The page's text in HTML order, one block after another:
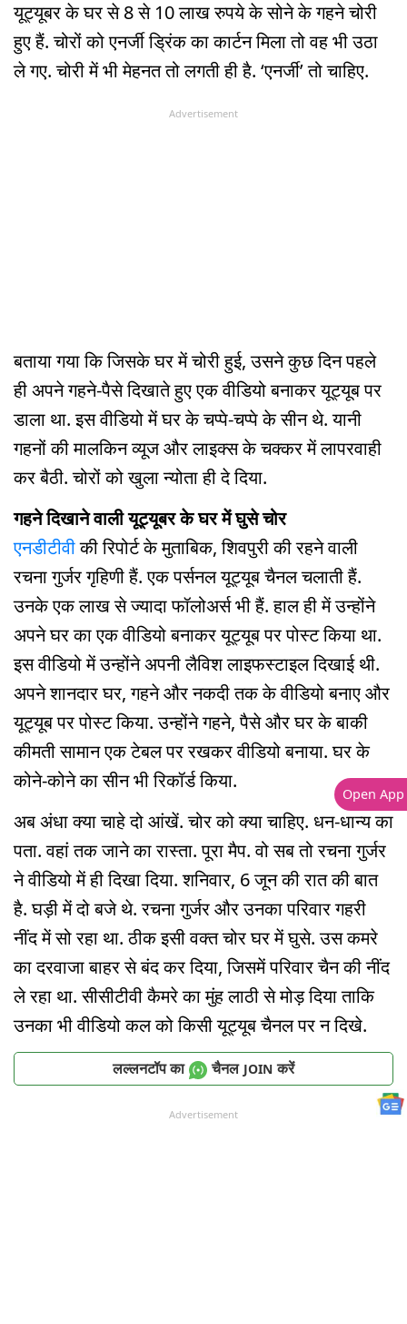
यूट्यूबर के घर से 8 से 10 लाख रुपये के सोने के गहने चोरी
हुए हैं. चोरों को एनर्जी ड्रिंक का कार्टन मिला तो वह भी उठा
ले गए. चोरी में भी मेहनत तो लगती ही है. ‘एनर्जी’ तो चाहिए.
Advertisement
बताया गया कि जिसके घर में चोरी हुई, उसने कुछ दिन पहले
ही अपने गहने-पैसे दिखाते हुए एक वीडियो बनाकर यूट्यूब पर
डाला था. इस वीडियो में घर के चप्पे-चप्पे के सीन थे. यानी
गहनों की मालकिन व्यूज और लाइक्स के चक्कर में लापरवाही
कर बैठी. चोरों को खुला न्योता ही दे दिया.
गहने दिखाने वाली यूट्यूबर के घर में घुसे चोर
एनडीटीवीकी रिपोर्ट के मुताबिक, शिवपुरी की रहने वाली
रचना गुर्जर गृहिणी हैं. एक पर्सनल यूट्यूब चैनल चलाती हैं.
उनके एक लाख से ज्यादा फॉलोअर्स भी हैं. हाल ही में उन्होंने
अपने घर का एक वीडियो बनाकर यूट्यूब पर पोस्ट किया था.
इस वीडियो में उन्होंने अपनी लैविश लाइफस्टाइल दिखाई थी.
अपने शानदार घर, गहने और नकदी तक के वीडियो बनाए और
यूट्यूब पर पोस्ट किया. उन्होंने गहने, पैसे और घर के बाकी
कीमती सामान एक टेबल पर रखकर वीडियो बनाया. घर के
कोने-कोने का सीन भी रिकॉर्ड किया.
अब अंधा क्या चाहे दो आंखें. चोर को क्या चाहिए. धन-धान्य का
पता. वहां तक जाने का रास्ता. पूरा मैप. वो सब तो रचना गुर्जर
ने वीडियो में ही दिखा दिया. शनिवार, 6 जून की रात की बात
है. घड़ी में दो बजे थे. रचना गुर्जर और उनका परिवार गहरी
नींद में सो रहा था. ठीक इसी वक्त चोर घर में घुसे. उस कमरे
का दरवाजा बाहर से बंद कर दिया, जिसमें परिवार चैन की नींद
ले रहा था. सीसीटीवी कैमरे का मुंह लाठी से मोड़ दिया ताकि
उनका भी वीडियो कल को किसी यूट्यूब चैनल पर न दिखे.
लल्लनटॉप का चैनल JOIN करें
Advertisement
Open App